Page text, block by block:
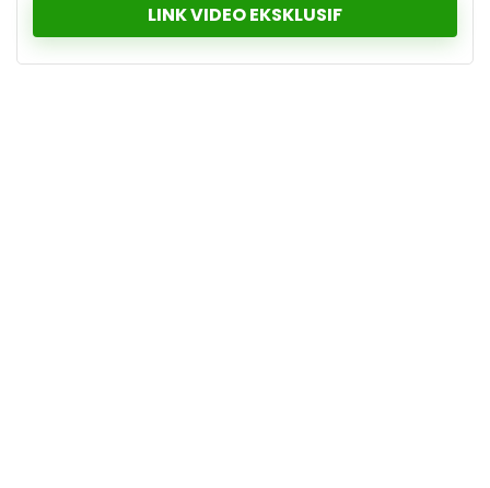
LINK VIDEO EKSKLUSIF